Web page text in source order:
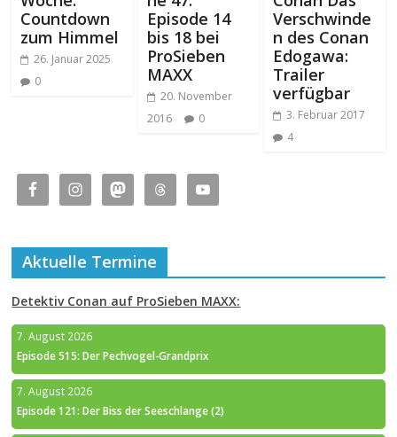
Countdown
zum Himmel
26. Januar 2025
0
Episode 14
bis 18 bei
ProSieben
MAXX
20. November
2016
0
Verschwinde
n des Conan
Edogawa:
Trailer
verfügbar
3. Februar 2017
4
Aktuelle Termine
Detektiv Conan auf ProSieben MAXX:
7. August 2026
Episode 515: Der Pechvogel-Grandprix
7. August 2026
Episode 121: Der Biss der Seeschlange (2)